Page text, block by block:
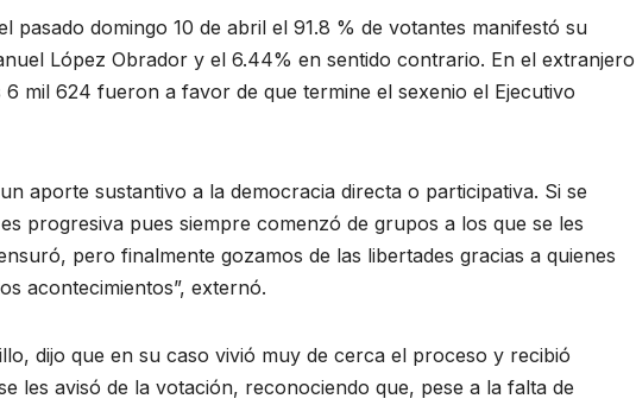
pasado domingo 10 de abril el 91.8 % de votantes manifestó su
López Obrador y el 6.44% en sentido contrario. En el extranjero
mil 624 fueron a favor de que termine el sexenio el Ejecutivo
aporte sustantivo a la democracia directa o participativa. Si se
progresiva pues siempre comenzó de grupos a los que se les
pero finalmente gozamos de las libertades gracias a quienes
acontecimientos”, externó.
dijo que en su caso vivió muy de cerca el proceso y recibió
les avisó de la votación, reconociendo que, pese a la falta de